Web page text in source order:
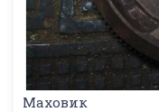
Маховик